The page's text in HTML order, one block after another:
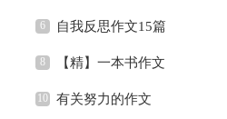
自我反思作文15篇
【精】一本书作文
有关努力的作文